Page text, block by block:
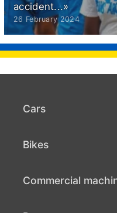
accident...»
26 February 2024
Cars
Bikes
Commercial